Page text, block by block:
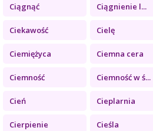
Ciągnąć Ciągnienie l...
Ciekawość Cielę
Ciemiężyca Ciemna cera
Ciemność Ciemność w ś...
Cień Cieplarnia
Cierpienie Cieśla